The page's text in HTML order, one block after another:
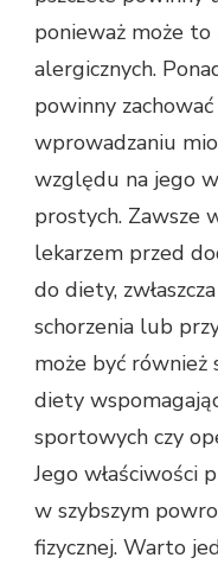
ponieważ może
alergicznych.
powinny
wprowadzaniu
względu na jego
prostych. Zawsze
lekarzem przed
do diety,
schorzenia lub
może być
diety
sportowych czy
Jego właściwości
w szybszym
fizycznej. Warto